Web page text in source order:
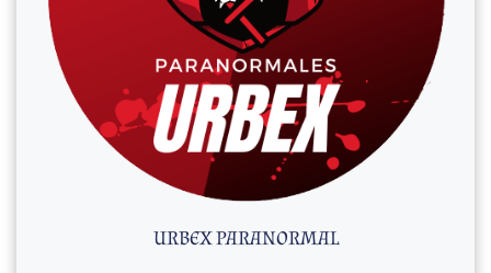
URBEX PARANORMAL